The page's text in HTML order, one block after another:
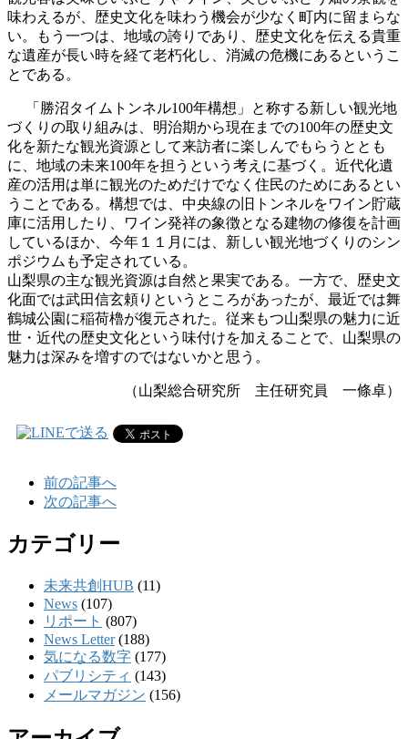
味わえるが、歴史文化を味わう機会が少なく町内に留まらな
い。もう一つは、地域の誇りであり、歴史文化を伝える貴重
な遺産が長い時を経て老朽化し、消滅の危機にあるというこ
とである。
「勝沼タイムトンネル100年構想」と称する新しい観光地
づくりの取り組みは、明治期から現在までの100年の歴史文
化を新たな観光資源として来訪者に楽しんでもらうととも
に、地域の未来100年を担うという考えに基づく。近代化遺
産の活用は単に観光のためだけでなく住民のためにあるとい
うことである。構想では、中央線の旧トンネルをワイン貯蔵
庫に活用したり、ワイン発祥の象徴となる建物の修復を計画
しているほか、今年１１月には、新しい観光地づくりのシン
ポジウムも予定されている。
山梨県の主な観光資源は自然と果実である。一方で、歴史文
化面では武田信玄頼りというところがあったが、最近では舞
鶴城公園に稲荷櫓が復元された。従来もつ山梨県の魅力に近
世・近代の歴史文化という味付けを加えることで、山梨県の
魅力は深みを増すのではないかと思う。
（山梨総合研究所 主任研究員 一條卓）
前の記事へ
次の記事へ
カテゴリー
未来共創HUB (11)
News (107)
リポート (807)
News Letter(188)
気になる数字 (177)
パブリシティ (143)
メールマガジン (156)